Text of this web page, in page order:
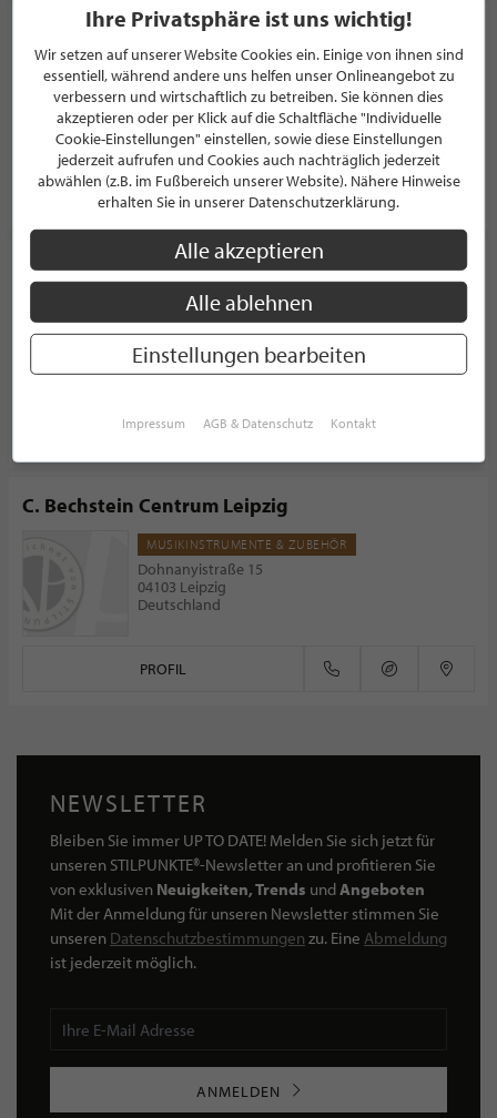
MAIWALD Klavier + Flügel im Konzerthaus
Brückstr. 21
44135 Dortmund
Deutschland
PROFIL
Steinway & Sons Düsseldorf
MUSIKINSTRUMENTE & ZUBEHÖR
Immermannstraße 14-16
40210 Düsseldorf
Deutschland
PROFIL
C. Bechstein Centrum Leipzig
MUSIKINSTRUMENTE & ZUBEHÖR
Dohnanyistraße 15
04103 Leipzig
Deutschland
PROFIL
NEWSLETTER
Bleiben Sie immer UP TO DATE! Melden Sie sich jetzt für
unseren STILPUNKTE®-Newsletter an und profitieren Sie
von exklusiven Neuigkeiten, Trends undAngeboten
Mit der Anmeldung für unseren Newsletter stimmen Sie
unseren Datenschutzbestimmungen zu. Eine Abmeldung
ist jederzeit möglich.
ANMELDEN
Ihre Privatsphäre ist uns wichtig!
Wir setzen auf unserer Website Cookies ein. Einige von ihnen sind
essentiell, während andere uns helfen unser Onlineangebot zu
verbessern und wirtschaftlich zu betreiben. Sie können dies
akzeptieren oder per Klick auf die Schaltfläche "Individuelle
Cookie-Einstellungen" einstellen, sowie diese Einstellungen
jederzeit aufrufen und Cookies auch nachträglich jederzeit
abwählen (z.B. im Fußbereich unserer Website). Nähere Hinweise
erhalten Sie in unserer Datenschutzerklärung.
Alle akzeptieren
Alle ablehnen
Einstellungen bearbeiten
Impressum AGB & Datenschutz Kontakt